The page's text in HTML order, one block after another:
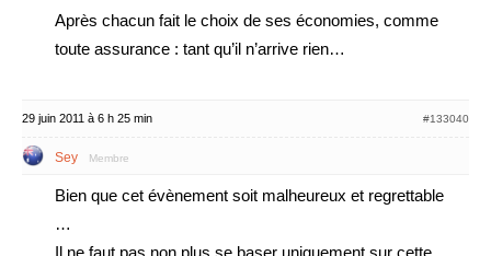
Après chacun fait le choix de ses économies, comme
toute assurance : tant qu’il n’arrive rien…
29 juin 2011 à 6 h 25 min #133040
Sey Membre
Bien que cet évènement soit malheureux et regrettable
…
Il ne faut pas non plus se baser uniquement sur cette